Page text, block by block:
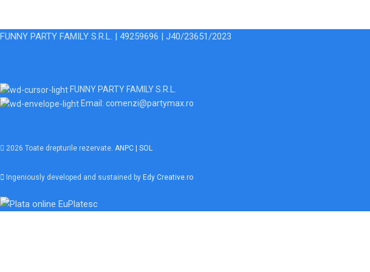
FUNNY PARTY FAMILY S.R.L. | 49259696 | J40/23651/2023
FUNNY PARTY FAMILY S.R.L.
Email: comenzi@partymax.ro
2026 Toate drepturile rezervate. ANPC | SOL
Ingeniously developed and sustained by Edy Creative.ro